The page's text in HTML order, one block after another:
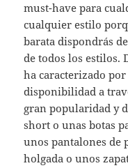
must-have para
cualquier estilo
barata dispondrás
de todos los estilos.
ha caracterizado
disponibilidad a
gran popularidad y
short o unas botas
unos pantalones de
holgada o unos